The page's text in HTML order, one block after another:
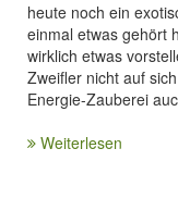
heute noch ein
einmal etwas gehört
wirklich etwas
Zweifler nicht auf
Energie-Zauberei
Weiterlesen